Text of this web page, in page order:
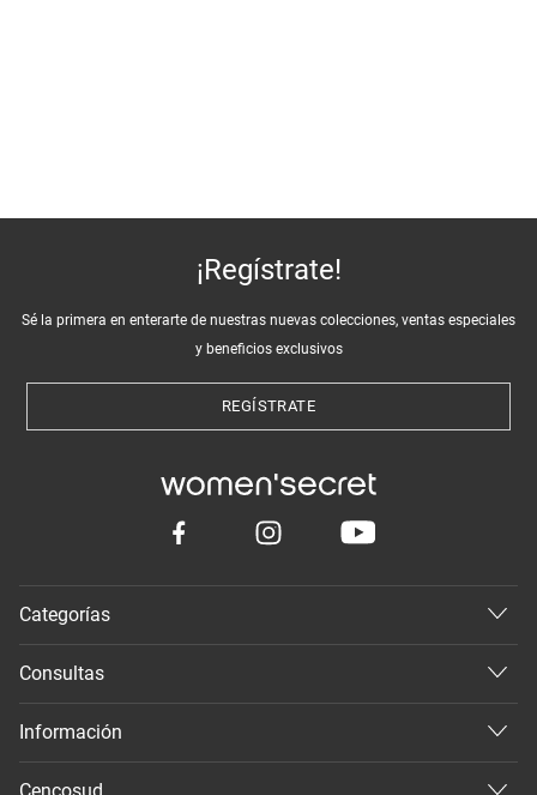
¡Regístrate!
Sé la primera en enterarte de nuestras nuevas colecciones, ventas especiales
y beneficios exclusivos
REGÍSTRATE
Categorías
Consultas
Información
Cencosud